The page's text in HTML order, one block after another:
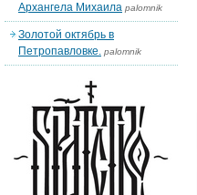
Архангела Михаила palomnik
Золотой октябрь в
Петропавловке. palomnik